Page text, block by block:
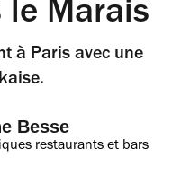
le Marais
à Paris avec une
Besse
restaurants et bars